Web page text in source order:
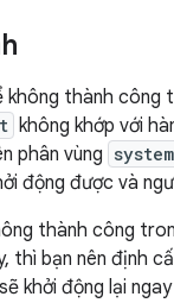
thành công
không khớp với
phân vùng system
động được và
thành công
thì bạn nên định
khởi động lại